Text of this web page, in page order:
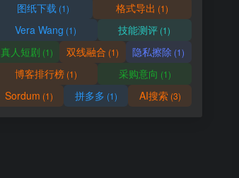
图纸下载 (1) 格式导出 (1)
Vera Wang (1) 技能测评 (1)
真人短剧 (1) 双线融合 (1) 隐私擦除 (1)
博客排行榜(1) 采购意向 (1)
Sordum (1) 拼多多 (1) AI搜索(3)